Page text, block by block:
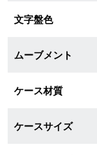
買取・下取りはこ
文字盤色
ムーブメント
ケース材質
ケースサイズ